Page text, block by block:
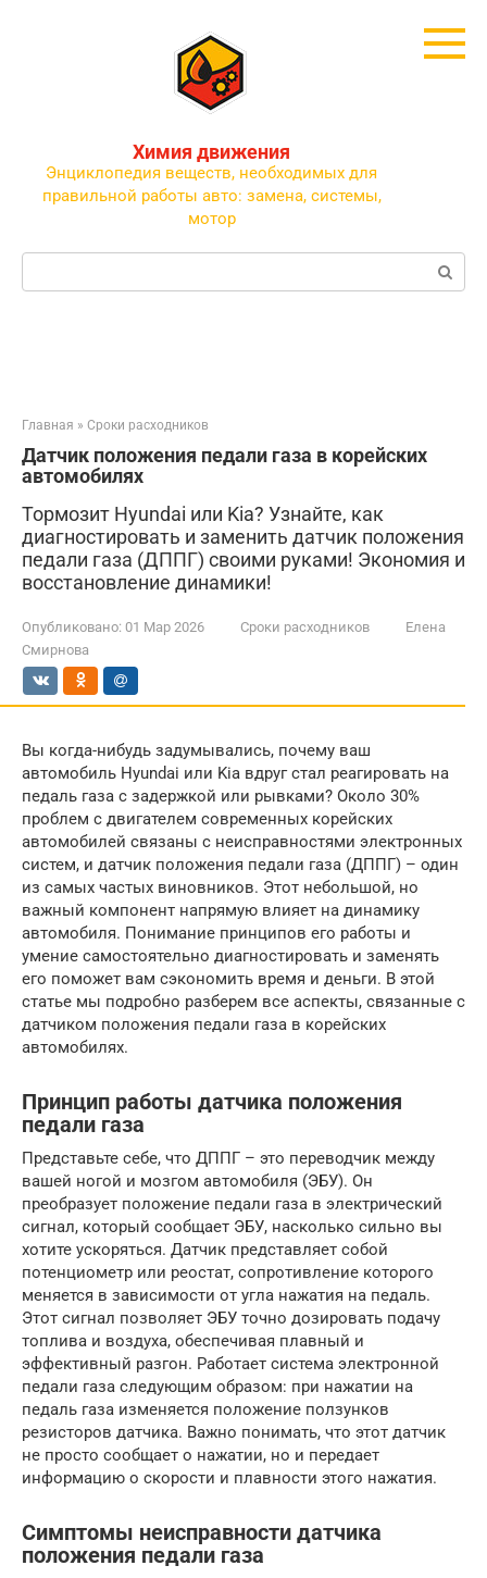
Химия движения
Энциклопедия веществ, необходимых для
правильной работы авто: замена, системы,
мотор
Поиск:
Главная » Сроки расходников
Датчик положения педали газа в корейских
автомобилях
Тормозит Hyundai или Kia? Узнайте, как
диагностировать и заменить датчик положения
педали газа (ДППГ) своими руками! Экономия и
восстановление динамики!
Опубликовано: 01 Мар 2026 Сроки расходников
Елена
Смирнова
Вы когда-нибудь задумывались, почему ваш
автомобиль Hyundai или Kia вдруг стал реагировать на
педаль газа с задержкой или рывками? Около 30%
проблем с двигателем современных корейских
автомобилей связаны с неисправностями электронных
систем, и датчик положения педали газа (ДППГ) – один
из самых частых виновников. Этот небольшой, но
важный компонент напрямую влияет на динамику
автомобиля. Понимание принципов его работы и
умение самостоятельно диагностировать и заменять
его поможет вам сэкономить время и деньги. В этой
статье мы подробно разберем все аспекты, связанные с
датчиком положения педали газа в корейских
автомобилях.
Принцип работы датчика положения
педали газа
Представьте себе, что ДППГ – это переводчик между
вашей ногой и мозгом автомобиля (ЭБУ). Он
преобразует положение педали газа в электрический
сигнал, который сообщает ЭБУ, насколько сильно вы
хотите ускоряться. Датчик представляет собой
потенциометр или реостат, сопротивление которого
меняется в зависимости от угла нажатия на педаль.
Этот сигнал позволяет ЭБУ точно дозировать подачу
топлива и воздуха, обеспечивая плавный и
эффективный разгон. Работает система электронной
педали газа следующим образом: при нажатии на
педаль газа изменяется положение ползунков
резисторов датчика. Важно понимать, что этот датчик
не просто сообщает о нажатии, но и передает
информацию о скорости и плавности этого нажатия.
Симптомы неисправности датчика
положения педали газа